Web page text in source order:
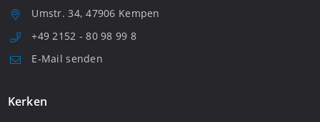
Umstr. 34, 47906 Kempen
+49 2152 - 80 98 99 8
E-Mail senden
Kerken